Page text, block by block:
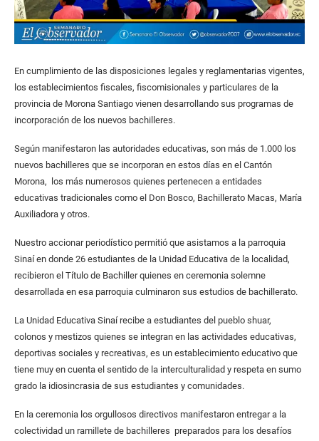
En cumplimiento de las disposiciones legales y reglamentarias vigentes,
los establecimientos fiscales, fiscomisionales y particulares de la
provincia de Morona Santiago vienen desarrollando sus programas de
incorporación de los nuevos bachilleres.
Según manifestaron las autoridades educativas, son más de 1.000 los
nuevos bachilleres que se incorporan en estos días en el Cantón
Morona, los más numerosos quienes pertenecen a entidades
educativas tradicionales como el Don Bosco, Bachillerato Macas, María
Auxiliadora y otros.
Nuestro accionar periodístico permitió que asistamos a la parroquia
Sinaí en donde 26 estudiantes de la Unidad Educativa de la localidad,
recibieron el Título de Bachiller quienes en ceremonia solemne
desarrollada en esa parroquia culminaron sus estudios de bachillerato.
La Unidad Educativa Sinaí recibe a estudiantes del pueblo shuar,
colonos y mestizos quienes se integran en las actividades educativas,
deportivas sociales y recreativas, es un establecimiento educativo que
tiene muy en cuenta el sentido de la interculturalidad y respeta en sumo
grado la idiosincrasia de sus estudiantes y comunidades.
En la ceremonia los orgullosos directivos manifestaron entregar a la
colectividad un ramillete de bachilleres preparados para los desafíos